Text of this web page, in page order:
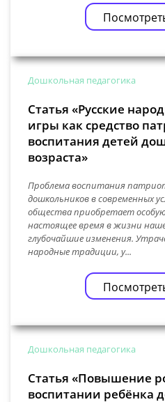
Дошкольная педагогика
Статья «Русские
игры как средство
воспитания детей
возраста»
Проблема воспитания
дошкольников в современных
общества приобретает
настоящее время в жизни
глубочайшие изменения.
народные традиции, у...
Дошкольная педагогика
Статья «Повышение
воспитании ребёнка